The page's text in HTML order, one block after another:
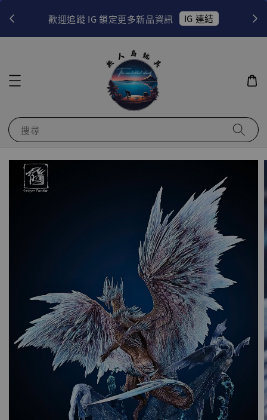
歡迎追蹤 IG 鎖定更多新品資訊 IG 連結
搜尋